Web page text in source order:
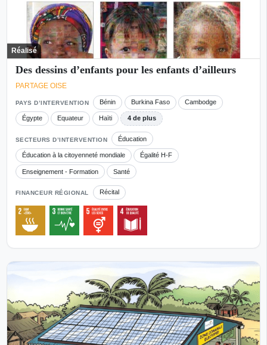
Réalisé
Des dessins d’enfants pour les enfants d’ailleurs
PARTAGE OISE
PAYS D’INTERVENTION Bénin Burkina Faso Cambodge
Égypte Equateur Haïti 4 de plus
SECTEURS D’INTERVENTION Éducation
Éducation à la citoyenneté mondiale Égalité H-F
Enseignement - Formation Santé
FINANCEUR RÉGIONAL Récital